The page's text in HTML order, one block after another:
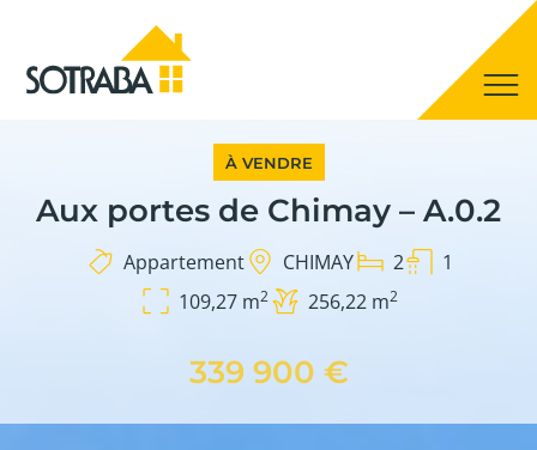
À VENDRE
Aux portes de Chimay – A.0.2
Appartement CHIMAY 2
1
109,27 m2 256,22 m2
339 900 €